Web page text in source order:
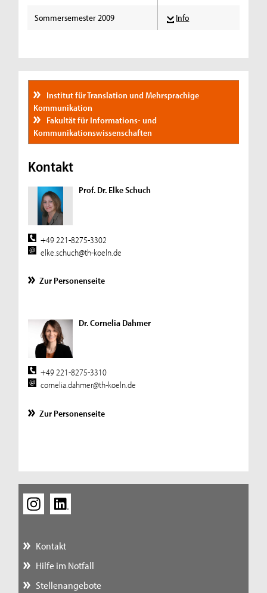
Sommersemester 2009 Info
Institut für Translation und Mehrsprachige
Kommunikation
Fakultät für Informations- und
Kommunikationswissenschaften
Kontakt
Prof. Dr. Elke Schuch
+49 221-8275-3302
elke.schuch@th-koeln.de
Zur Personenseite
Dr. Cornelia Dahmer
+49 221-8275-3310
cornelia.dahmer@th-koeln.de
Zur Personenseite
Kontakt
Hilfe im Notfall
Stellenangebote